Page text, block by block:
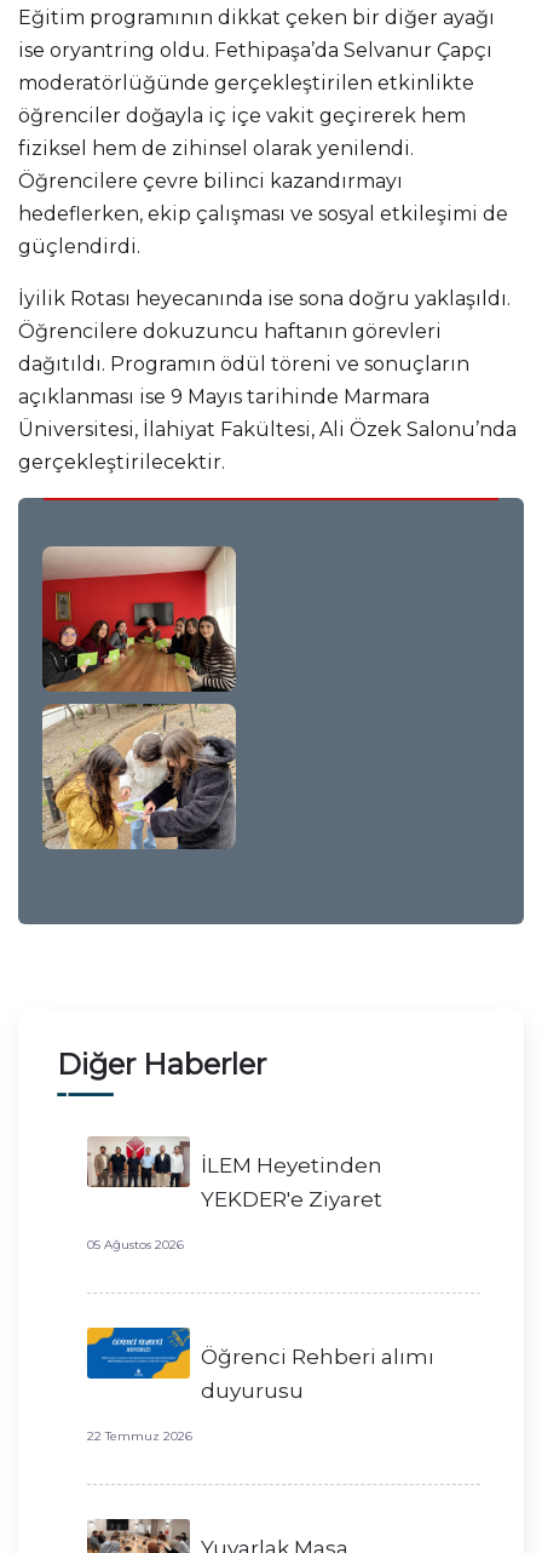
Eğitim programının dikkat çeken bir diğer ayağı
ise oryantring oldu. Fethipaşa’da Selvanur Çapçı
moderatörlüğünde gerçekleştirilen etkinlikte
öğrenciler doğayla iç içe vakit geçirerek hem
fiziksel hem de zihinsel olarak yenilendi.
Öğrencilere çevre bilinci kazandırmayı
hedeflerken, ekip çalışması ve sosyal etkileşimi de
güçlendirdi.
İyilik Rotası heyecanında ise sona doğru yaklaşıldı.
Öğrencilere dokuzuncu haftanın görevleri
dağıtıldı. Programın ödül töreni ve sonuçların
açıklanması ise 9 Mayıs tarihinde Marmara
Üniversitesi, İlahiyat Fakültesi, Ali Özek Salonu’nda
gerçekleştirilecektir.
Diğer Haberler
İLEM Heyetinden
YEKDER'e Ziyaret
05 Ağustos 2026
Öğrenci Rehberi alımı
duyurusu
22 Temmuz 2026
Yuvarlak Masa